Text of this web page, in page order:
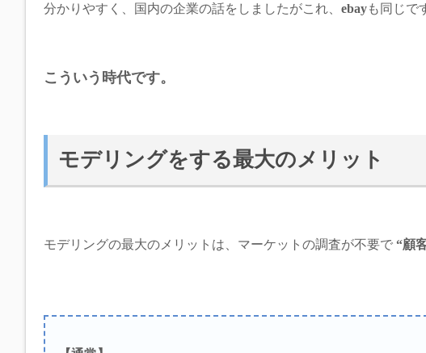
分かりやすく、国内の企業の話をしましたがこれ、 ebayも同じで
こういう時代です。
モデリングをする最大のメリット
モデリングの最大のメリットは、マーケットの調査が不要で “顧